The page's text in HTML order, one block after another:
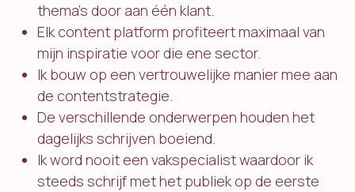
thema's door aan één klant.
Elk content platform profiteert maximaal van
mijn inspiratie voor die ene sector.
Ik bouw op een vertrouwelijke manier mee aan
de contentstrategie.
De verschillende onderwerpen houden het
dagelijks schrijven boeiend.
Ik word nooit een vakspecialist waardoor ik
steeds schrijf met het publiek op de eerste